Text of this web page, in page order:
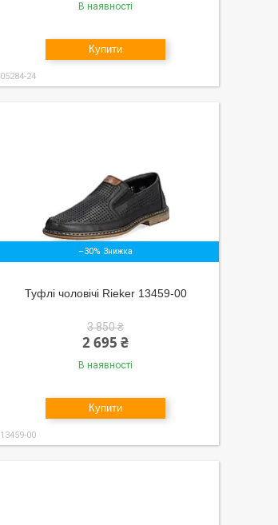
В наявності
Купити
05284-24
–30%
Туфлі чоловічі Rieker 13459-00
3 850 ₴
2 695 ₴
В наявності
Купити
13459-00